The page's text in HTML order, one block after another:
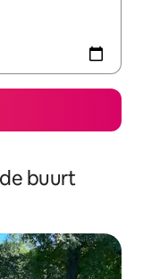
buurt